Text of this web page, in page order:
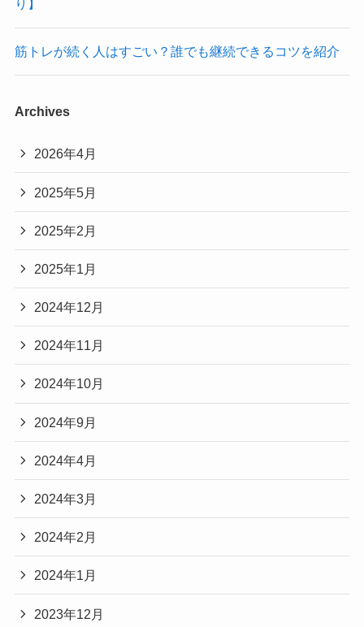
り】
筋トレが続く人はすごい？誰でも継続できるコツを紹介
Archives
2026年4月
2025年5月
2025年2月
2025年1月
2024年12月
2024年11月
2024年10月
2024年9月
2024年4月
2024年3月
2024年2月
2024年1月
2023年12月